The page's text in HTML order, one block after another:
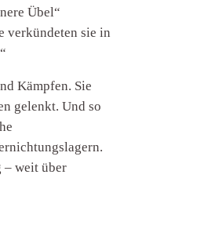
Übel“
verkündeten sie in
Kämpfen. Sie
gelenkt. Und so
– weit über